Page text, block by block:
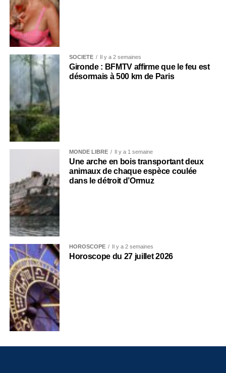
SOCIÉTÉ Il y a 2 semaines
Gironde : BFMTV affirme que le feu est
désormais à 500 km de Paris
MONDE LIBRE Il y a 1 semaine
Une arche en bois transportant deux
animaux de chaque espèce coulée
dans le détroit d’Ormuz
HOROSCOPE Il y a 2 semaines
Horoscope du 27 juillet 2026